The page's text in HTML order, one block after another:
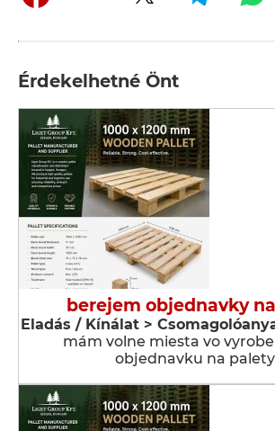
Érdekelhetné Önt
berejem objednavky
Eladás / Kínálat >
mám volne miesta vo
objednavku na